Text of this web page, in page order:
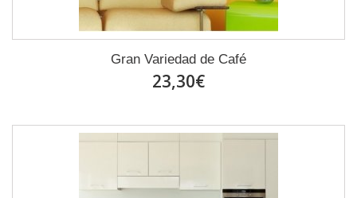
Gran Variedad de Café
23,30€